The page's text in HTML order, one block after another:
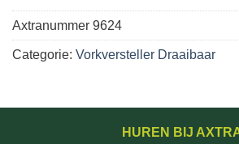
Axtranummer 9624
Categorie: Vorkversteller Draaibaar
HUREN BIJ